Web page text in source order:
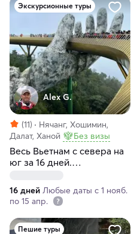
Экскурсионные туры
Alex G.
(11)
Нячанг, Хошимин,
Далат, Ханой
Без визы
Весь Вьетнам с севера на
юг за 16 дней.
16 дней Любые даты с 1 нояб.
по 15 апр.
Пешие туры